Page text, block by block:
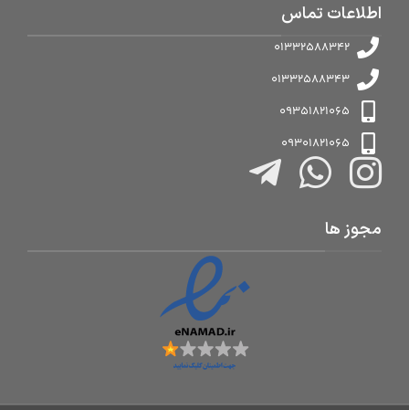
اطلاعات تماس
01332588342
01332588343
09351821065
09301821065
مجوز ها